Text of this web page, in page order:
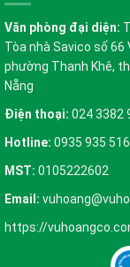
Văn phòng đại diện:
Tòa nhà Savico số 66
phường Thanh Khê,
Nẵng
Điện thoại: 024 3382
Hotline: 0935 935
MST: 0105222602
Email:
https://